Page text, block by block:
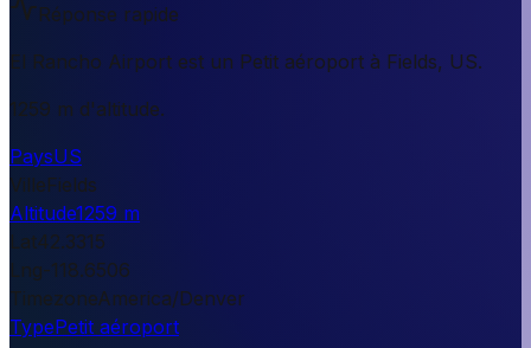
Réponse rapide
El Rancho Airport est un Petit aéroport à Fields, US.
1259 m d'altitude.
PaysUS
VilleFields
Altitude1259 m
Lat42.3315
Lng-118.6506
TimezoneAmerica/Denver
TypePetit aéroport